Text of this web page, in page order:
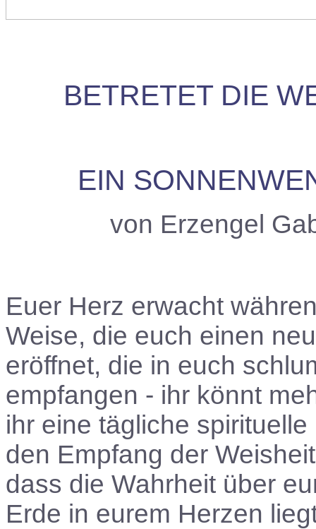
BETRETET DIE
EIN
von Erzengel
Euer Herz erwacht
Weise, die euch einen
eröffnet, die in euch
empfangen - ihr könnt
ihr eine tägliche
den Empfang der
dass die Wahrheit über
Erde in eurem Herzen